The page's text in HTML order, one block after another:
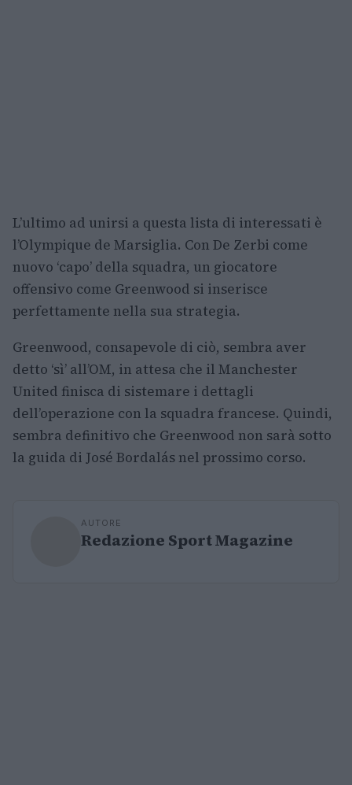
L’ultimo ad unirsi a questa lista di interessati è
l’Olympique de Marsiglia. Con De Zerbi come
nuovo ‘capo’ della squadra, un giocatore
offensivo come Greenwood si inserisce
perfettamente nella sua strategia.
Greenwood, consapevole di ciò, sembra aver
detto ‘sì’ all’OM, in attesa che il Manchester
United finisca di sistemare i dettagli
dell’operazione con la squadra francese. Quindi,
sembra definitivo che Greenwood non sarà sotto
la guida di José Bordalás nel prossimo corso.
AUTORE
Redazione Sport Magazine